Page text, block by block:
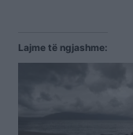
Lajme të ngjashme: